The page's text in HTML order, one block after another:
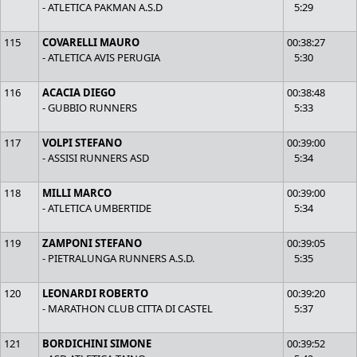
- ATLETICA PAKMAN A.S.D 5:29
115
COVARELLI MAURO
- ATLETICA AVIS PERUGIA
00:38:27
5:30
116
ACACIA DIEGO
- GUBBIO RUNNERS
00:38:48
5:33
117
VOLPI STEFANO
- ASSISI RUNNERS ASD
00:39:00
5:34
118
MILLI MARCO
- ATLETICA UMBERTIDE
00:39:00
5:34
119
ZAMPONI STEFANO
- PIETRALUNGA RUNNERS A.S.D.
00:39:05
5:35
120
LEONARDI ROBERTO
- MARATHON CLUB CITTA DI CASTEL
00:39:20
5:37
121
BORDICHINI SIMONE
00:39:52